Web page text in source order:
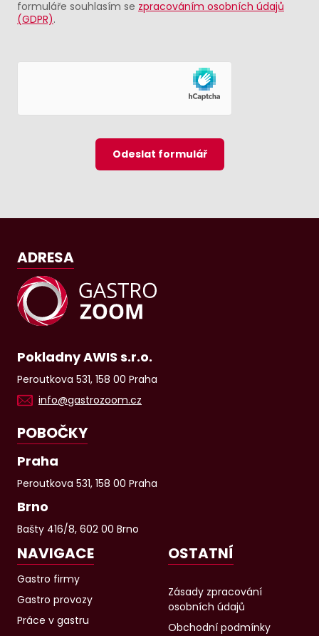
formuláře souhlasím se zpracováním osobních údajů
(GDPR).
Odeslat formulář
ADRESA
Pokladny AWIS s.r.o.
Peroutkova 531, 158 00 Praha
info@gastrozoom.cz
POBOČKY
Praha
Peroutkova 531, 158 00 Praha
Brno
Bašty 416/8, 602 00 Brno
NAVIGACE
Gastro firmy
Gastro provozy
Práce v gastru
OSTATNÍ
Zásady zpracování
osobních údajů
Obchodní podmínky